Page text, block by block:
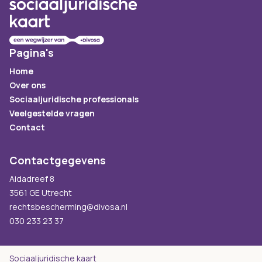
Pagina's
Home
Over ons
Sociaaljuridische professionals
Veelgestelde vragen
Contact
Contactgegevens
Aidadreef 8
3561 GE Utrecht
rechtsbescherming@divosa.nl
030 233 23 37
Sociaaljuridische kaart